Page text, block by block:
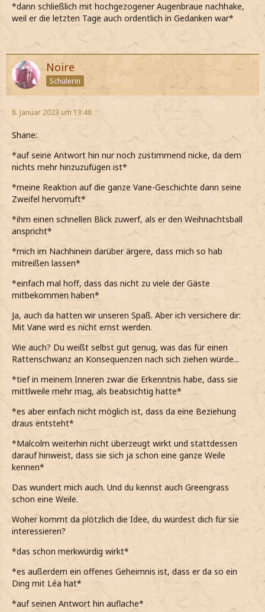
*dann schließlich mit hochgezogener Augenbraue nachhake,
weil er die letzten Tage auch ordentlich in Gedanken war*
Noire
Schülerin
8. Januar 2023 um 13:48
Shane:
*auf seine Antwort hin nur noch zustimmend nicke, da dem
nichts mehr hinzuzufügen ist*
*meine Reaktion auf die ganze Vane-Geschichte dann seine
Zweifel hervorruft*
*ihm einen schnellen Blick zuwerf, als er den Weihnachtsball
anspricht*
*mich im Nachhinein darüber ärgere, dass mich so hab
mitreißen lassen*
*einfach mal hoff, dass das nicht zu viele der Gäste
mitbekommen haben*
Ja, auch da hatten wir unseren Spaß. Aber ich versichere dir:
Mit Vane wird es nicht ernst werden.
Wie auch? Du weißt selbst gut genug, was das für einen
Rattenschwanz an Konsequenzen nach sich ziehen würde...
*tief in meinem Inneren zwar die Erkenntnis habe, dass sie
mittlweile mehr mag, als beabsichtig hatte*
*es aber einfach nicht möglich ist, dass da eine Beziehung
draus entsteht*
*Malcolm weiterhin nicht überzeugt wirkt und stattdessen
darauf hinweist, dass sie sich ja schon eine ganze Weile
kennen*
Das wundert mich auch. Und du kennst auch Greengrass
schon eine Weile.
Woher kommt da plötzlich die Idee, du würdest dich für sie
interessieren?
*das schon merkwürdig wirkt*
*es außerdem ein offenes Geheimnis ist, dass er da so ein
Ding mit Léa hat*
*auf seinen Antwort hin auflache*